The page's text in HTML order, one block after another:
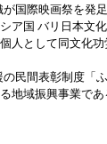
国際映画祭を発
ア国 バリ日本文
人として同文化功
民間表彰制度「
地域振興事業で